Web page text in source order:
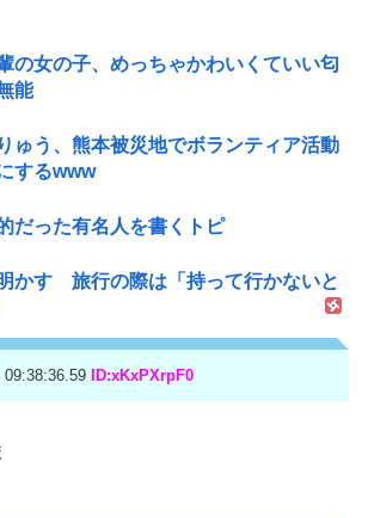
の女の子、めっちゃかわいくていい匂
能
ゅう、熊本被災地でボランティア活動
するwww
だった有名人を書くトピ
かす 旅行の際は「持って行かないと
09:38:36.59 ID:xKxPXrpF0